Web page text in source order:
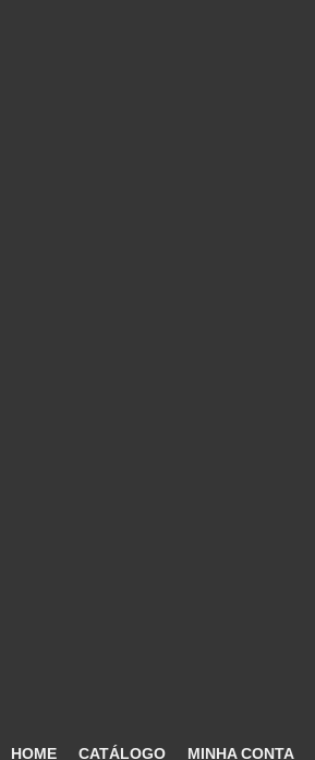
HOME CATÁLOGO MINHA CONTA